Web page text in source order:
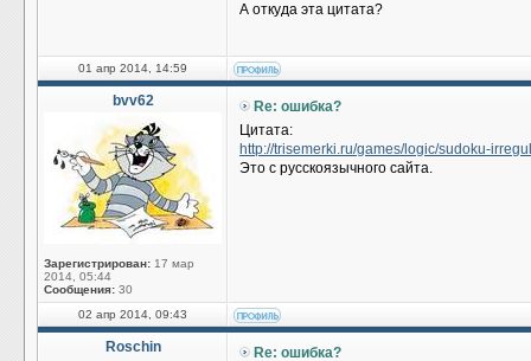
А откуда эта цитата?
01 апр 2014, 14:59
bvv62
Зарегистрирован: 17 мар
2014, 05:44
Сообщения: 30
Re: ошибка?
Цитата:
http://trisemerki.ru/games/logic/sudoku-
Это с русскоязычного сайта.
02 апр 2014, 09:43
Roschin Re: ошибка?